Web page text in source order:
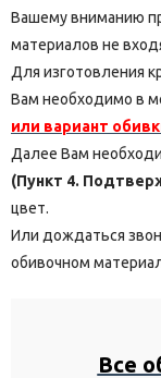
Вашему вниманию
материалов не
Для изготовления
Вам необходимо в
или вариант
Далее Вам
(Пункт 4.
цвет.
Или дождаться
обивочном
Все